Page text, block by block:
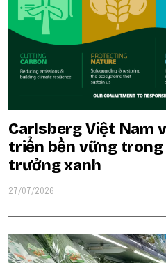
Carlsberg Việt Nam
triển bền vững
trưởng xanh
27/07/2026